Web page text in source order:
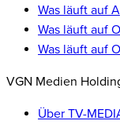
Was läuft auf
Was läuft auf
Was läuft auf
VGN Medien
Über TV-